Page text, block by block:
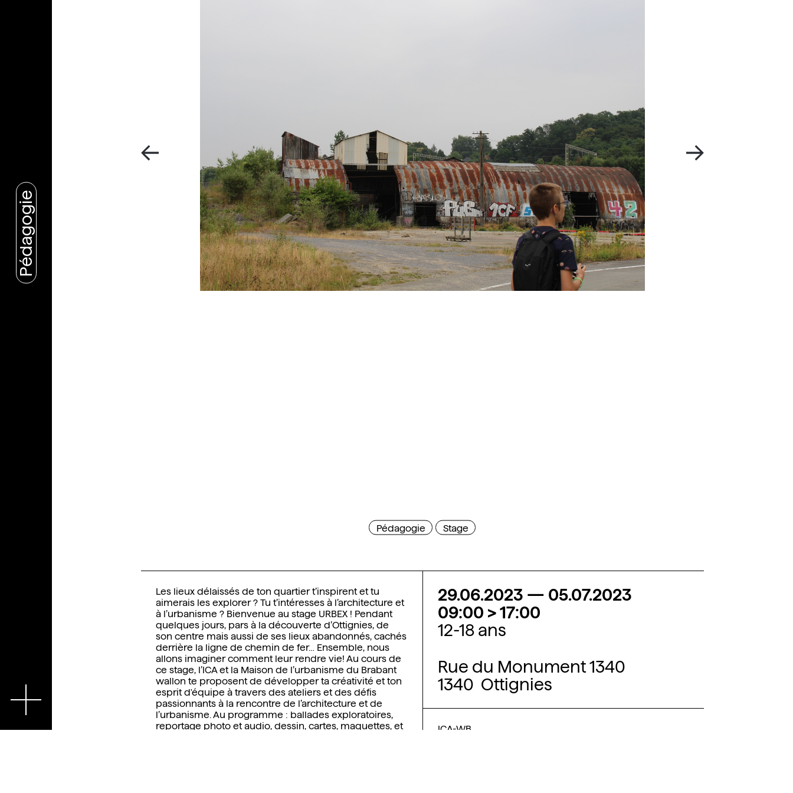
Pédagogie
En
Pédagogie Stage
Les lieux délaissés de ton quartier t’inspirent et tu
aimerais les explorer ? Tu t’intéresses à l’architecture et
à l’urbanisme ? Bienvenue au stage URBEX ! Pendant
quelques jours, pars à la découverte d’Ottignies, de
son centre mais aussi de ses lieux abandonnés, cachés
derrière la ligne de chemin de fer… Ensemble, nous
allons imaginer comment leur rendre vie! Au cours de
ce stage, l’ICA et la Maison de l’urbanisme du Brabant
wallon te proposent de développer ta créativité et ton
esprit d'équipe à travers des ateliers et des défis
passionnants à la rencontre de l’architecture et de
l’urbanisme. Au programme : ballades exploratoires,
reportage photo et audio, dessin, cartes, maquettes, et
29.06.2023 — 05.07.2023
09:00 > 17:00
12-18 ans
Rue du Monument 1340
1340 Ottignies
ICA-WB